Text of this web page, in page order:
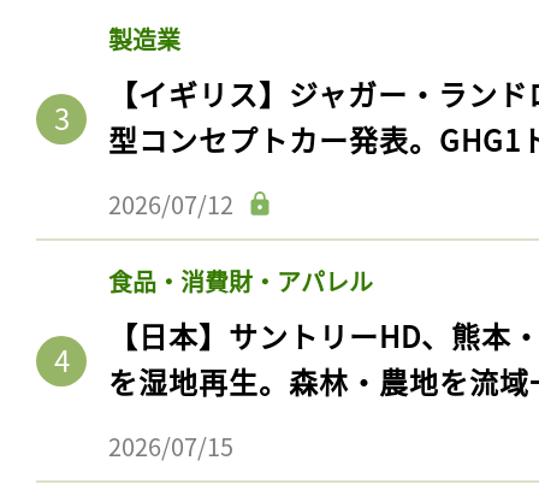
製造業
【イギリス】ジャガー・ラン
型コンセプトカー発表。GHG1
2026/07/12
食品・消費財・アパレル
【日本】サントリーHD、熊本
を湿地再生。森林・農地を流
2026/07/15